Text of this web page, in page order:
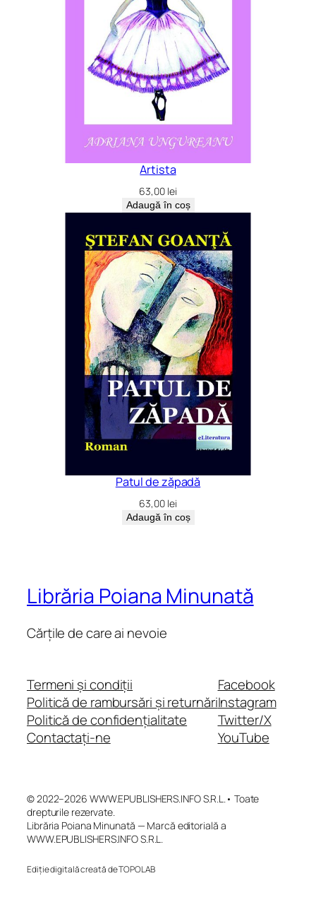
Artista
63,00 lei
Adaugă în coș
Patul de zăpadă
63,00 lei
Adaugă în coș
Librăria Poiana Minunată
Cărțile de care ai nevoie
Termeni și condiții
Politică de rambursări și returnări
Politică de confidențialitate
Contactați-ne
Facebook
Instagram
Twitter/X
YouTube
© 2022–2026 WWW.EPUBLISHERS.INFO S.R.L.• Toate
drepturile rezervate.
Librăria Poiana Minunată — Marcă editorială a
WWW.EPUBLISHERS.INFO S.R.L.
Ediție digitală creată de TOPOLAB